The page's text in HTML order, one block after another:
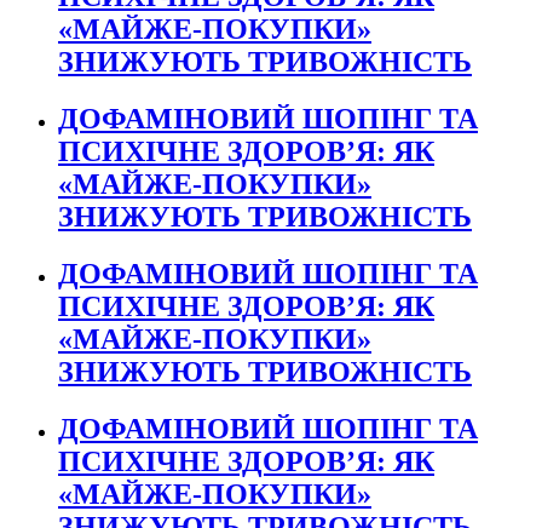
«МАЙЖЕ-ПОКУПКИ»
ЗНИЖУЮТЬ ТРИВОЖНІСТЬ
ДОФАМІНОВИЙ ШОПІНГ ТА
ПСИХІЧНЕ ЗДОРОВ’Я: ЯК
«МАЙЖЕ-ПОКУПКИ»
ЗНИЖУЮТЬ ТРИВОЖНІСТЬ
ДОФАМІНОВИЙ ШОПІНГ ТА
ПСИХІЧНЕ ЗДОРОВ’Я: ЯК
«МАЙЖЕ-ПОКУПКИ»
ЗНИЖУЮТЬ ТРИВОЖНІСТЬ
ДОФАМІНОВИЙ ШОПІНГ ТА
ПСИХІЧНЕ ЗДОРОВ’Я: ЯК
«МАЙЖЕ-ПОКУПКИ»